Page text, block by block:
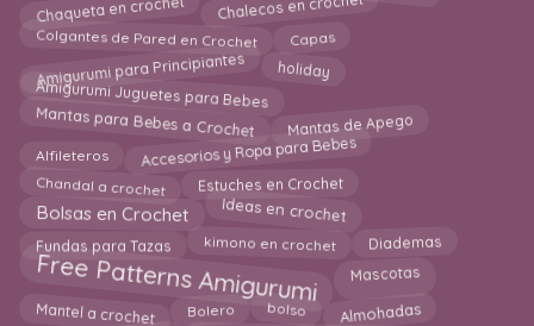
Chaqueta en crochet Chalecos en crochet
Colgantes de Pared en Crochet Capas
Amigurumi para Principiantes holiday
Amigurumi Juguetes para Bebes
Mantas para Bebes a Crochet Mantas de Apego
Alfileteros Accesorios y Ropa para Bebes
Chandal a crochet Estuches en Crochet
Bolsas en Crochet Ideas en crochet
Fundas para Tazas kimono en crochet Diademas
Free Patterns Amigurumi Mascotas
Mantel a crochet Bolero bolso Almohadas